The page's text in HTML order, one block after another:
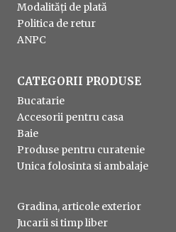
Modalități de plată
Politica de retur
ANPC
CATEGORII PRODUSE
Bucatarie
Accesorii pentru casa
Baie
Produse pentru curatenie
Unica folosinta si ambalaje
Gradina, articole exterior
Jucarii si timp liber